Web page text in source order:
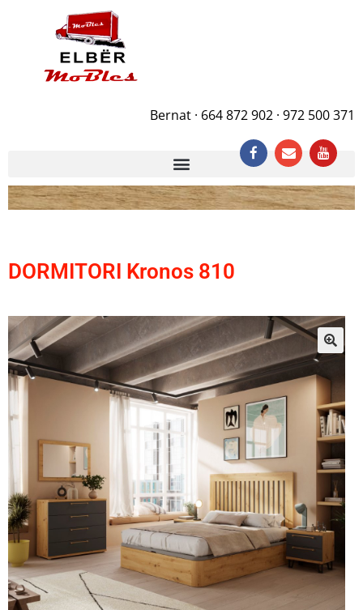
Bernat · 664 872 902 · 972 500 371
DORMITORI Kronos 810